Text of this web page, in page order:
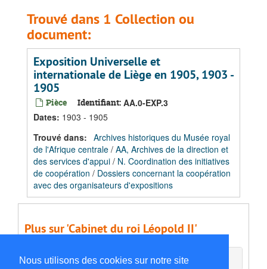
Nous utilisons des cookies sur notre site
Trouvé dans 1 Collection ou
document:
Exposition Universelle et
internationale de Liège en 1905, 1903 -
1905
Pièce Identifiant: AA.0-EXP.3
Dates: 1903 - 1905
Trouvé dans: Archives historiques du Musée royal
de l'Afrique centrale / AA, Archives de la direction et
des services d'appui / N. Coordination des initiatives
de coopération / Dossiers concernant la coopération
avec des organisateurs d'expositions
Plus sur 'Cabinet du roi Léopold II'
Agents associés